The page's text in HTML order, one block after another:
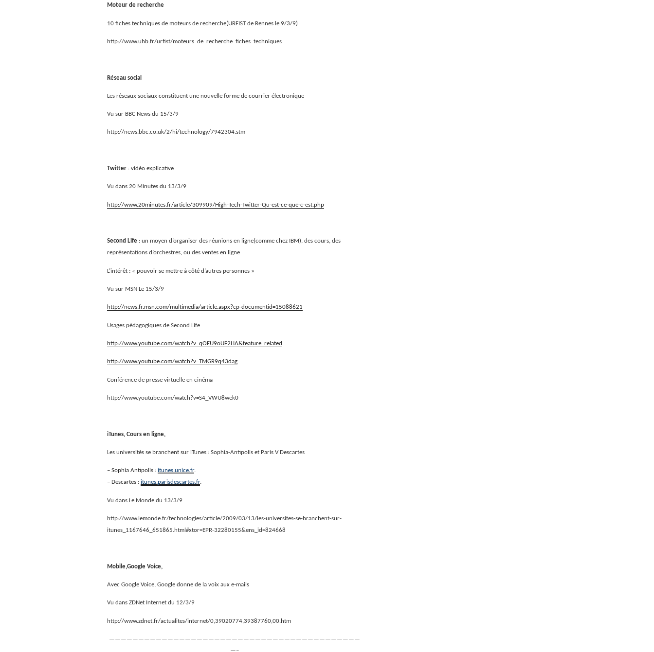
Moteur de recherche
10 fiches techniques de moteurs de recherche(URFIST de Rennes le 9/3/9)
http://www.uhb.fr/urfist/moteurs_de_recherche_fiches_techniques
Réseau social
Les réseaux sociaux constituent une nouvelle forme de courrier électronique
Vu sur BBC News du 15/3/9
http://news.bbc.co.uk/2/hi/technology/7942304.stm
Twitter : vidéo explicative
Vu dans 20 Minutes du 13/3/9
http://www.20minutes.fr/article/309909/High-Tech-Twitter-Qu-est-ce-que-c-est.php
Second Life : un moyen d’organiser des réunions en ligne(comme chez IBM), des cours, des
représentations d’orchestres, ou des ventes en ligne
L’intérêt : « pouvoir se mettre à côté d’autres personnes »
Vu sur MSN Le 15/3/9
http://news.fr.msn.com/multimedia/article.aspx?cp-documentid=15088621
Usages pédagogiques de Second Life
http://www.youtube.com/watch?v=qOFU9oUF2HA&feature=related
http://www.youtube.com/watch?v=TMGR9q43dag
Conférence de presse virtuelle en cinéma
http://www.youtube.com/watch?v=S4_VWU8wek0
iTunes, Cours en ligne,
Les universités se branchent sur iTunes : Sophia-Antipolis et Paris V Descartes
– Sophia Antipolis : itunes.unice.fr.
– Descartes : itunes.parisdescartes.fr.
Vu dans Le Monde du 13/3/9
http://www.lemonde.fr/technologies/article/2009/03/13/les-universites-se-branchent-sur-
itunes_1167646_651865.html#xtor=EPR-32280155&ens_id=824668
Mobile,Google Voice,
Avec Google Voice, Google donne de la voix aux e-mails
Vu dans ZDNet Internet du 12/3/9
http://www.zdnet.fr/actualites/internet/0,39020774,39387760,00.htm
———————————————————————————————————————————